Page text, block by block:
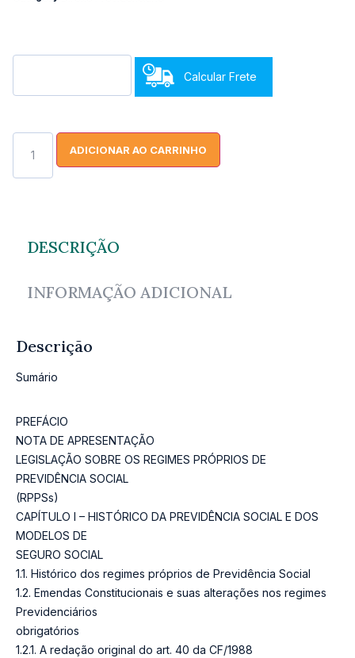
Calcular Frete
ADICIONAR AO CARRINHO
DESCRIÇÃO
INFORMAÇÃO ADICIONAL
Descrição
Sumário
PREFÁCIO
NOTA DE APRESENTAÇÃO
LEGISLAÇÃO SOBRE OS REGIMES PRÓPRIOS DE
PREVIDÊNCIA SOCIAL
(RPPSs)
CAPÍTULO I – HISTÓRICO DA PREVIDÊNCIA SOCIAL E DOS
MODELOS DE
SEGURO SOCIAL
1.1. Histórico dos regimes próprios de Previdência Social
1.2. Emendas Constitucionais e suas alterações nos regimes
Previdenciários
obrigatórios
1.2.1. A redação original do art. 40 da CF/1988